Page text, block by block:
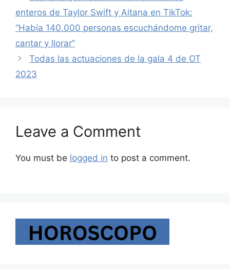
enteros de Taylor Swift y Aitana en TikTok:
“Había 140.000 personas escuchándome gritar,
cantar y llorar”
Todas las actuaciones de la gala 4 de OT
2023
Leave a Comment
You must be logged in to post a comment.